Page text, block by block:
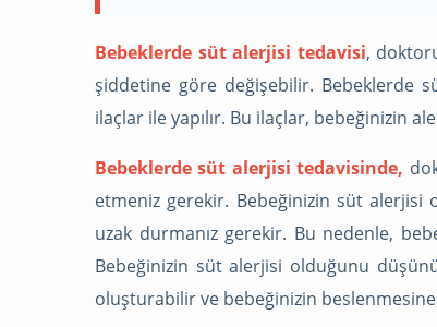
uzman olan bir
yardımcı olur.
benzeri
bıngıldakları
dikkat ederler
çukurumsu yapı
bir doku
gelişmemiş
Bebeklerde süt alerjisi tedavisi,
şiddetine göre değişebilir. Bebeklerde
ilaçlar ile yapılır. Bu ilaçlar, bebeğinizin
Bebeklerde süt alerjisi tedavisinde,
etmeniz gerekir. Bebeğinizin süt
uzak durmanız gerekir. Bu nedenle,
Bebeğinizin süt alerjisi olduğunu
oluşturabilir ve bebeğinizin